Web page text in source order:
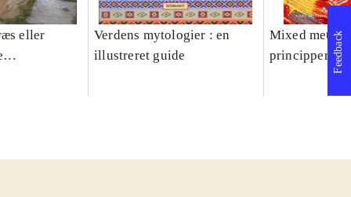
eller
Verdens mytologier : en
illustreret guide
Mixed
principper og
Feedback